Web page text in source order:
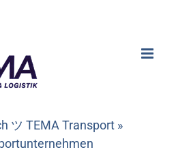
ツ TEMA Transport »